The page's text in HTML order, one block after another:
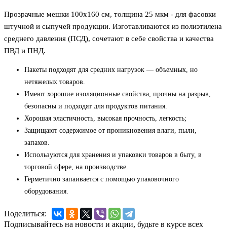
Прозрачные мешки 100x160 см, толщина 25 мкм - для фасовки
штучной и сыпучей продукции. Изготавливаются из полиэтилена
среднего давления (ПСД), сочетают в себе свойства и качества
ПВД и ПНД.
Пакеты подходят для средних нагрузок — объемных, но
нетяжелых товаров.
Имеют хорошие изоляционные свойства, прочны на разрыв,
безопасны и подходят для продуктов питания.
Хорошая эластичность, высокая прочность, легкость;
Защищают содержимое от проникновения влаги, пыли,
запахов.
Используются для хранения и упаковки товаров в быту, в
торговой сфере, на производстве.
Герметично запаивается с помощью упаковочного
оборудования.
Поделиться:
Подписывайтесь на новости и акции, будьте в курсе всех